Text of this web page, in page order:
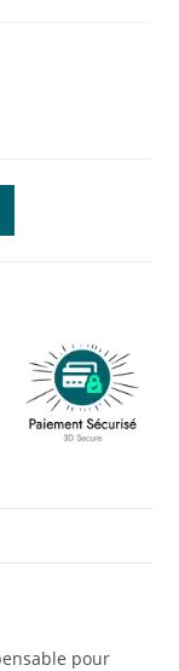
pour